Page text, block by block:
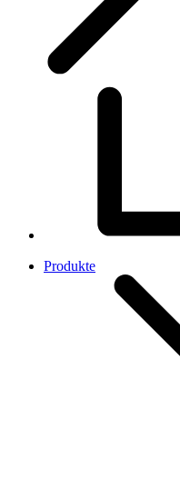
Produkte